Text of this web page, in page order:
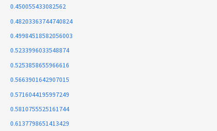
0.450055433082562
0.48203363744740824
0.49984518582056003
0.5233996033548874
0.5253858655966616
0.5663901642907015
0.5716044195997249
0.5810755525161744
0.6137798651413429